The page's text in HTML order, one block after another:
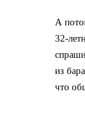
А
32-
из
что